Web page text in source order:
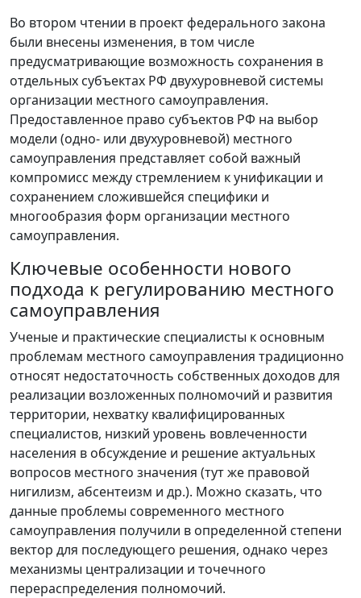
Во втором чтении в проект федерального закона
были внесены изменения, в том числе
предусматривающие возможность сохранения в
отдельных субъектах РФ двухуровневой системы
организации местного самоуправления.
Предоставленное право субъектов РФ на выбор
модели (одно- или двухуровневой) местного
самоуправления представляет собой важный
компромисс между стремлением к унификации и
сохранением сложившейся специфики и
многообразия форм организации местного
самоуправления.
Ключевые особенности нового
подхода к регулированию местного
самоуправления
Ученые и практические специалисты к основным
проблемам местного самоуправления традиционно
относят недостаточность собственных доходов для
реализации возложенных полномочий и развития
территории, нехватку квалифицированных
специалистов, низкий уровень вовлеченности
населения в обсуждение и решение актуальных
вопросов местного значения (тут же правовой
нигилизм, абсентеизм и др.). Можно сказать, что
данные проблемы современного местного
самоуправления получили в определенной степени
вектор для последующего решения, однако через
механизмы централизации и точечного
перераспределения полномочий.